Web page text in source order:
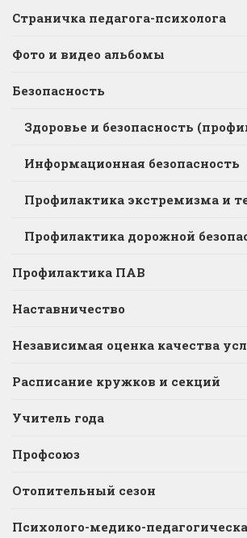
Страничка педагога-психолога
Фото и видео альбомы
Безопасность
Здоровье и безопасность
Информационная безопасность
Профилактика экстремизма и
Профилактика дорожной
Профилактика ПАВ
Наставничество
Независимая оценка качества
Расписание кружков и секций
Учитель года
Профсоюз
Отопительный сезон
Психолого-медико-